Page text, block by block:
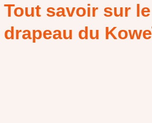
Tout savoir sur le
drapeau du